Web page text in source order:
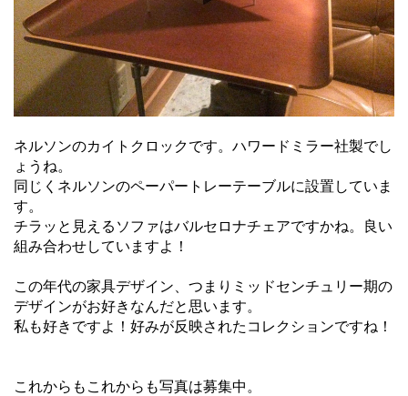
ネルソンのカイトクロックです。ハワードミラー社製でし
ょうね。
同じくネルソンのペーパートレーテーブルに設置していま
す。
チラッと見えるソファはバルセロナチェアですかね。良い
組み合わせしていますよ！
この年代の家具デザイン、つまりミッドセンチュリー期の
デザインがお好きなんだと思います。
私も好きですよ！好みが反映されたコレクションですね！
これからもこれからも写真は募集中。